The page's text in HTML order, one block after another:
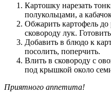
Картошку нарезать
полукольцами, а
Обжарить картофель до
сковороду лук.
Добавить в блюдо к
посолить, поперчить.
Влить в сковороду с
под крышкой около
Приятного аппетита!